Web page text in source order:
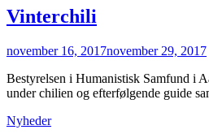
Vinterchili
Posted
november 16, 2017november 29, 2017
Bestyrelsen i Humanistisk Samfund i
under chilien og efterfølgende guide
Categories
Nyheder